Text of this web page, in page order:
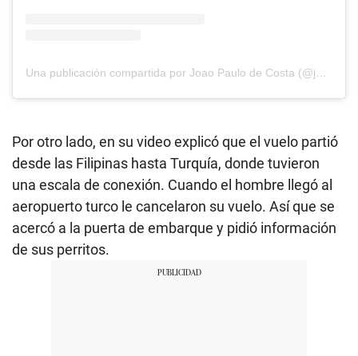
Una publicación compartida por Joao Paulo de Costa (@joaopaulodecosta)
Por otro lado, en su video explicó que el vuelo partió
desde las Filipinas hasta Turquía, donde tuvieron
una escala de conexión. Cuando el hombre llegó al
aeropuerto turco le cancelaron su vuelo. Así que se
acercó a la puerta de embarque y pidió información
de sus perritos.